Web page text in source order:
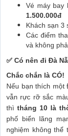
Vé máy bay
1.500.000đ
Khách sạn 3
Các điểm
và không
✅ Có nên đi Đà
Chắc chắn là CÓ!
Nếu bạn thích một
vẫn rực rỡ sắc
thì tháng 10 là
phố biển lãng
nghiệm không